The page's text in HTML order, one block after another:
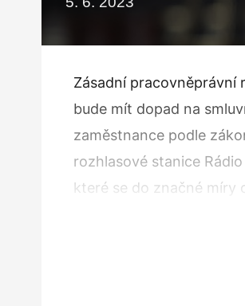
Zásadní pracovněprávní
bude mít dopad na
zaměstnance podle
rozhlasové stanice
které se do značné míry